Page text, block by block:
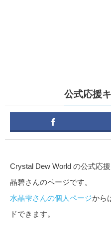
公式応援
Crystal Dew World の公式応
晶碧さんのページです。
水晶雫さんの個人ページから
ドできます。